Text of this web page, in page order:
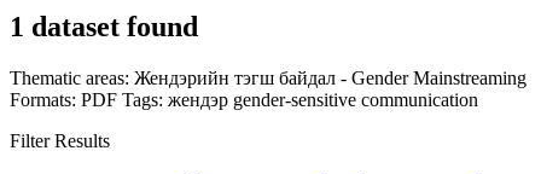
1 dataset found
Thematic areas: Жендэрийн тэгш байдал - Gender Mainstreaming
Formats: PDF Tags: жендэр gender-sensitive communication
Filter Results